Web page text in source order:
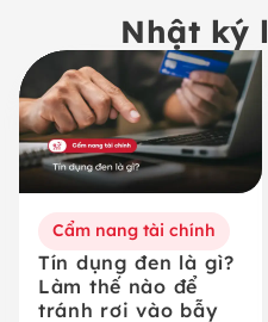
Nhật ký
Cẩm nang tài chính
Tín dụng đen là gì?
Làm thế nào để
tránh rơi vào bẫy